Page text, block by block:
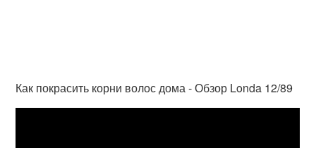
Как покрасить корни волос дома - Обзор Londa 12/89